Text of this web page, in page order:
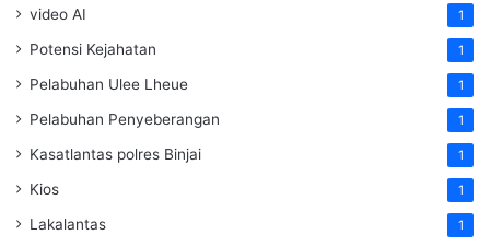
video AI 1
Potensi Kejahatan 1
Pelabuhan Ulee Lheue 1
Pelabuhan Penyeberangan 1
Kasatlantas polres Binjai 1
Kios 1
Lakalantas 1